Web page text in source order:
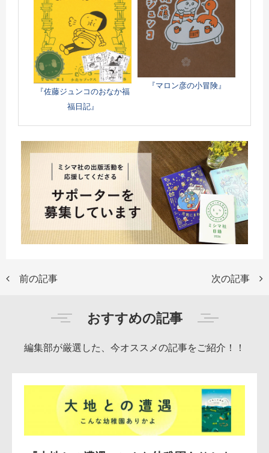
『佐藤ジュンコのおなか福
福日記』
『マロン彦の小冒険』
前の記事 次の記事
おすすめの記事
編集部が厳選した、今オススメの記事をご紹介！！